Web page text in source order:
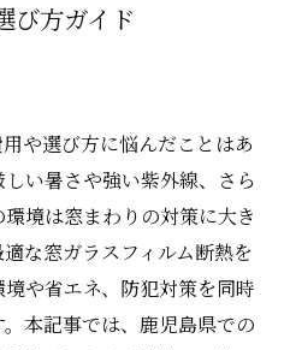
び方ガイド
や選び方に悩んだことはあ
い暑さや強い紫外線、さら
境は窓まわりの対策に大き
な窓ガラスフィルム断熱を
や省エネ、防犯対策を同時
本記事では、鹿児島県での